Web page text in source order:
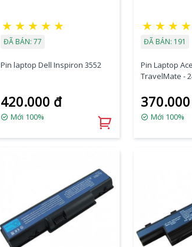
★ ★ ★ ★ ★
ĐÃ BÁN: 77
Pin laptop Dell Inspiron 3552
420.000 đ
Mới 100%
★ ★ ★ ★
ĐÃ BÁN: 191
Pin Laptop
TravelMate -
Mới 100%